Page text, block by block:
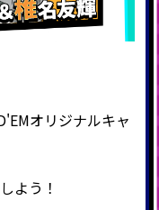
オリジナルキャ
よう！